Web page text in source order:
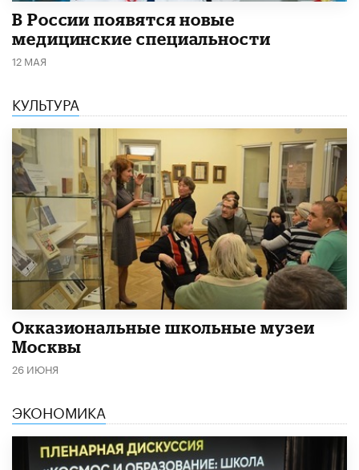
В России появятся новые
медицинские специальности
12 МАЯ
КУЛЬТУРА
​Окказиональные школьные музеи
Москвы
26 ИЮНЯ
ЭКОНОМИКА